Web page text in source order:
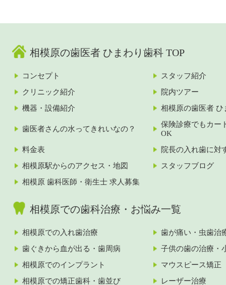
相模原の歯医者 ひまわり歯科 TOP
コンセプト
スタッフ紹介
クリニック紹介
院内ツアー
機器・設備紹介
相模原の歯医者 ひ
歯医者さんの水ってきれいなの？
保険診療でもカー
OK
料金表
院長の入れ歯に対
相模原駅からのアクセス・地図
スタッフブログ
相模原 歯科医師・衛生士 求人募集
相模原での歯科治療・お悩み一覧
相模原での入れ歯治療
歯が痛い・虫歯治
歯ぐきから血が出る・歯周病
子供の歯の治療・
相模原でのインプラント
マウスピース矯正
相模原での矯正歯科・歯並び
レーザー治療